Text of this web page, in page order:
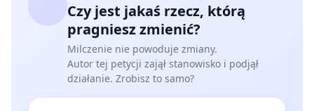
Czy jest jakaś rzecz, którą
pragniesz zmienić?
Milczenie nie powoduje zmiany.
Autor tej petycji zajął stanowisko i podjął
działanie. Zrobisz to samo?